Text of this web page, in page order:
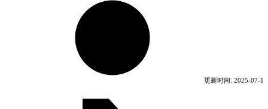
更新时间: 2025-07-17